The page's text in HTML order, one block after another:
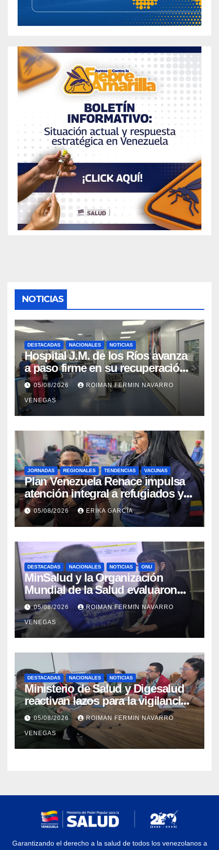
NOTICIAS
DESTACADAS NACIONALES NOTICIAS
Hospital J.M. de los Ríos avanza
a paso firme en su recuperación
tras los recientes eventos
sísmicos
05/08/2026 ROIMAN FERMIN NAVARRO
VENEGAS
JORNADAS REGIONALES TENDENCIAS VACUNAS
​Plan Venezuela Renace impulsa
atención integral a refugiados y
evaluación de vacunación en
Aragua
05/08/2026 ERIKA GARCÍA
DESTACADAS NACIONALES NOTICIAS ONU
MinSalud y la Organización
Mundial de la Salud evaluaron
propuesta técnica integral en
materia de agua saneamiento e
higiene ante contingencia
sísmica
05/08/2026 ROIMAN FERMIN NAVARRO
VENEGAS
DESTACADAS NACIONALES NOTICIAS
Ministerio de Salud y Digesalud
reactivan lazos para la vigilancia
epidemiológica y el control de
enfermedades
05/08/2026 ROIMAN FERMIN NAVARRO
VENEGAS
Garantizando el derecho a la salud de todos los venezolanos a